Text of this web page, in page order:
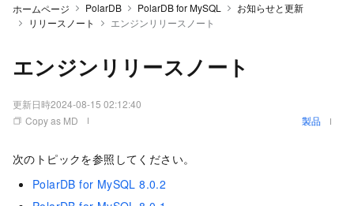
ホームページ PolarDB PolarDB for MySQL
お知らせと更新
リリースノート
エンジンリリースノート
エンジンリリースノート
更新日時2024-08-15 02:12:40
Copy as MD
製品
次のトピックを参照してください。
PolarDB for MySQL 8.0.2